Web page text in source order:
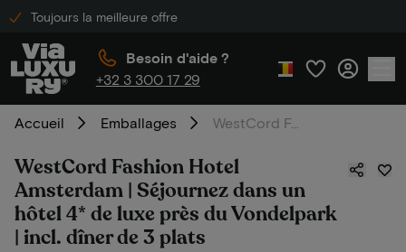
Toujours la meilleure offre
Besoin d'aide ?
+32 3 300 17 29
Accueil Emballages WestCord Fashion Hotel Amsterdam | Séjournez dans un hôtel 4* de luxe près du Vondelpark | incl. dîner de 3 plats
WestCord Fashion Hotel
Amsterdam | Séjournez dans un
hôtel 4* de luxe près du Vondelpark
| incl. dîner de 3 plats